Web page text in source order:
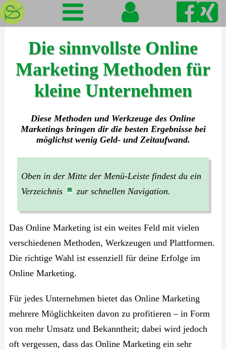
Die sinnvollste Online
Marketing Methoden für
kleine Unternehmen
Diese Methoden und Werkzeuge des Online
Marketings bringen dir die besten Ergebnisse bei
möglichst wenig Geld- und Zeitaufwand.
Oben in der Mitte der Menü-Leiste findest du ein
Verzeichnis
zur schnellen Navigation.
Das Online Marketing ist ein weites Feld mit vielen
verschiedenen Methoden, Werkzeugen und Plattformen.
Die richtige Wahl ist essenziell für deine Erfolge im
Online Marketing.
Für jedes Unternehmen bietet das Online Marketing
mehrere Möglichkeiten davon zu profitieren – in Form
von mehr Umsatz und Bekanntheit; dabei wird jedoch
oft vergessen, dass das Online Marketing ein sehr